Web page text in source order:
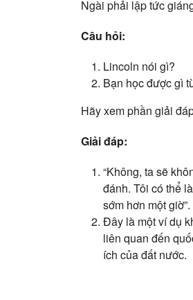
Ngài phải lập tức
Câu hỏi:
Lincoln nói gì?
Bạn học được gì
Hãy xem phần giải
Giải đáp:
“Không, ta sẽ
đánh. Tôi có thể
sớm hơn một giờ”.
Đây là một ví dụ
liên quan đến
ích của đất nước.